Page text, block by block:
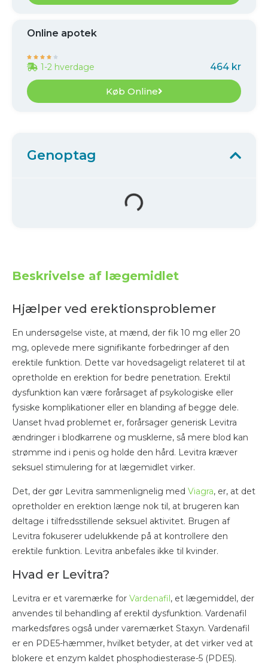
Online apotek
    
1-2 hverdage 464 kr
Køb Online
Beskrivelse af lægemidlet
Hjælper ved erektionsproblemer
En undersøgelse viste, at mænd, der fik 10 mg eller 20
mg, oplevede mere signifikante forbedringer af den
erektile funktion. Dette var hovedsageligt relateret til at
opretholde en erektion for bedre penetration. Erektil
dysfunktion kan være forårsaget af psykologiske eller
fysiske komplikationer eller en blanding af begge dele.
Uanset hvad problemet er, forårsager generisk Levitra
ændringer i blodkarrene og musklerne, så mere blod kan
strømme ind i penis og holde den hård. Levitra kræver
seksuel stimulering for at lægemidlet virker.
Det, der gør Levitra sammenlignelig med Viagra, er, at det
opretholder en erektion længe nok til, at brugeren kan
deltage i tilfredsstillende seksuel aktivitet. Brugen af
Levitra fokuserer udelukkende på at kontrollere den
erektile funktion. Levitra anbefales ikke til kvinder.
Hvad er Levitra?
Levitra er et varemærke for Vardenafil, et lægemiddel, der
anvendes til behandling af erektil dysfunktion. Vardenafil
markedsføres også under varemærket Staxyn. Vardenafil
er en PDE5-hæmmer, hvilket betyder, at det virker ved at
blokere et enzym kaldet phosphodiesterase-5 (PDE5).
Genoptag